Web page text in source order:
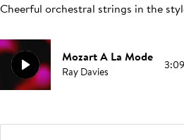
Cheerful orchestral strings in the
Mozart A La Mode
Ray Davies 3:09